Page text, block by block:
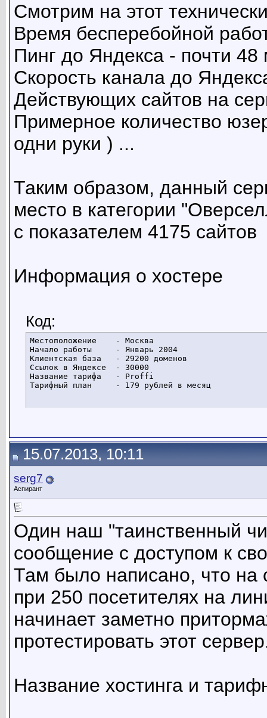
Смотрим на этот
Время бесперебойной
Пинг до Яндекса - почти 48
Скорость канала до
Действующих сайтов на
Примерное количество
одни руки ) ...
Таким образом, данный
место в категории
с показателем 4175 сайтов
Информация о хостере
Код:
Местоположение    - Москва
Начало работы     - Январь 2004
Клиентская база   - 29200 доменов
Ссылок в Яндексе  - 30000
Название тарифа   - Proffi
Тарифный план     - 179 рублей в месяц
15.07.2013, 10:11
serg7
Аспирант
Один наш "таинственный
сообщение с доступом к
Там было написано, что на
при 250 посетителях на
начинает заметно
протестировать этот
Название хостинга и